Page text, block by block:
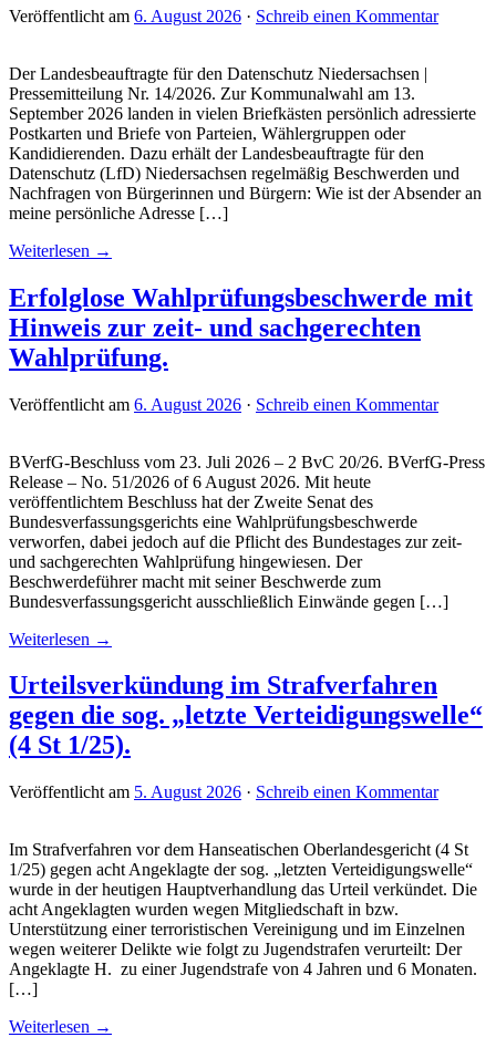
Veröffentlicht am 6. August 2026 · Schreib einen Kommentar
Der Landesbeauftragte für den Datenschutz Niedersachsen |
Pressemitteilung Nr. 14/2026. Zur Kommunalwahl am 13.
September 2026 landen in vielen Briefkästen persönlich adressierte
Postkarten und Briefe von Parteien, Wählergruppen oder
Kandidierenden. Dazu erhält der Landesbeauftragte für den
Datenschutz (LfD) Niedersachsen regelmäßig Beschwerden und
Nachfragen von Bürgerinnen und Bürgern: Wie ist der Absender an
meine persönliche Adresse […]
Weiterlesen →
Erfolglose Wahlprüfungsbeschwerde mit
Hinweis zur zeit- und sachgerechten
Wahlprüfung.
Veröffentlicht am 6. August 2026 · Schreib einen Kommentar
BVerfG-Beschluss vom 23. Juli 2026 – 2 BvC 20/26. BVerfG-Press
Release – No. 51/2026 of 6 August 2026. Mit heute
veröffentlichtem Beschluss hat der Zweite Senat des
Bundesverfassungsgerichts eine Wahlprüfungsbeschwerde
verworfen, dabei jedoch auf die Pflicht des Bundestages zur zeit-
und sachgerechten Wahlprüfung hingewiesen. Der
Beschwerdeführer macht mit seiner Beschwerde zum
Bundesverfassungsgericht ausschließlich Einwände gegen […]
Weiterlesen →
Urteilsverkündung im Strafverfahren
gegen die sog. „letzte Verteidigungswelle“
(4 St 1/25).
Veröffentlicht am 5. August 2026 · Schreib einen Kommentar
Im Strafverfahren vor dem Hanseatischen Oberlandesgericht (4 St
1/25) gegen acht Angeklagte der sog. „letzten Verteidigungswelle“
wurde in der heutigen Hauptverhandlung das Urteil verkündet. Die
acht Angeklagten wurden wegen Mitgliedschaft in bzw.
Unterstützung einer terroristischen Vereinigung und im Einzelnen
wegen weiterer Delikte wie folgt zu Jugendstrafen verurteilt: Der
Angeklagte H. zu einer Jugendstrafe von 4 Jahren und 6 Monaten.
[…]
Weiterlesen →